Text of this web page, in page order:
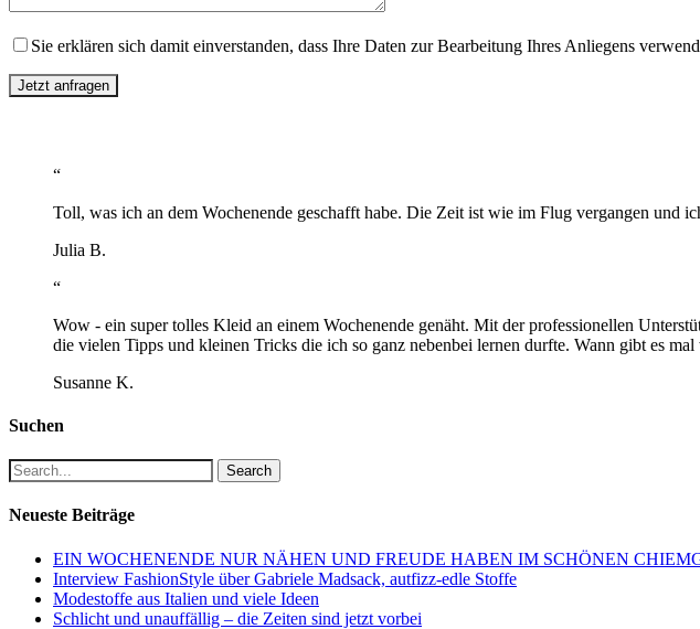
Sie erklären sich damit einverstanden, dass Ihre Daten zur Bearbeitung Ihres Anliegens
“
Toll, was ich an dem Wochenende geschafft habe. Die Zeit ist wie im Flug vergangen und
Julia B.
“
Wow - ein super tolles Kleid an einem Wochenende genäht. Mit der professionellen
die vielen Tipps und kleinen Tricks die ich so ganz nebenbei lernen durfte. Wann gibt es
Susanne K.
Suchen
Search
Neueste Beiträge
EIN WOCHENENDE NUR NÄHEN UND FREUDE HABEN IM SCHÖNEN
Interview FashionStyle über Gabriele Madsack, autfizz-edle Stoffe
Modestoffe aus Italien und viele Ideen
Schlicht und unauffällig – die Zeiten sind jetzt vorbei